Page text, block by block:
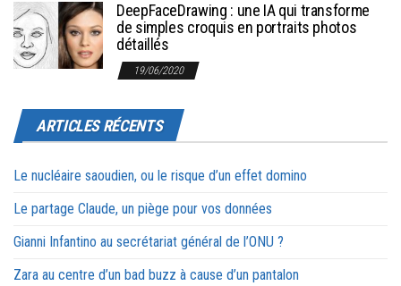
DeepFaceDrawing : une IA qui transforme
de simples croquis en portraits photos
détaillés
19/06/2020
ARTICLES RÉCENTS
Le nucléaire saoudien, ou le risque d’un effet domino
Le partage Claude, un piège pour vos données
Gianni Infantino au secrétariat général de l’ONU ?
Zara au centre d’un bad buzz à cause d’un pantalon